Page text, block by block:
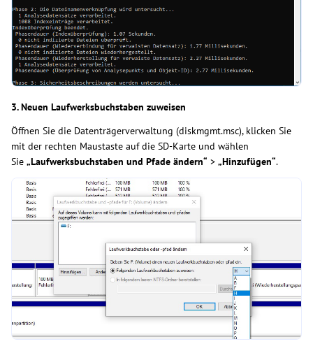
3. Neuen Laufwerksbuchstaben zuweisen
Öffnen Sie die Datenträgerverwaltung (diskmgmt.msc), klicken Sie
mit der rechten Maustaste auf die SD-Karte und wählen
Sie „Laufwerksbuchstaben und Pfade ändern“ > „Hinzufügen“.